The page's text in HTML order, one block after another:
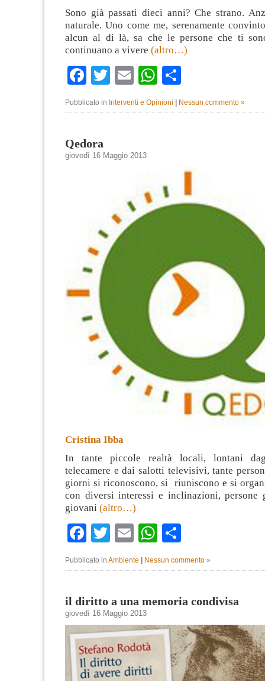
Sono già passati dieci anni? Che strano.
naturale. Uno come me, serenamente
alcun al di là, sa che le persone che ti
continuano a vivere (altro…)
Facebook
TwitterEmailWhatsApp
Pubblicato in Interventi e Opinioni Nessun commento »
Qedora
giovedì 16 Maggio 2013
Cristina Ibba
In tante piccole realtà locali, lontani
telecamere e dai salotti televisivi, tante
giorni si riconoscono, si riuniscono e si
con diversi interessi e inclinazioni, persone
giovani (altro…)
Facebook
TwitterEmailWhatsApp
Pubblicato in Ambiente Nessun commento »
il diritto a una memoria condivisa
giovedì 16 Maggio 2013